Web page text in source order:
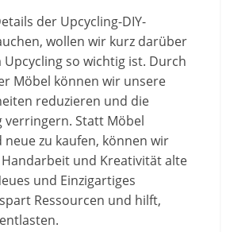
der Upcycling-DIY-
wollen wir kurz darüber
so wichtig ist. Durch
Möbel können wir unsere
reduzieren und die
verringern. Statt Möbel
neue zu kaufen, können wir
und Kreativität alte
und Einzigartiges
Ressourcen und hilft,